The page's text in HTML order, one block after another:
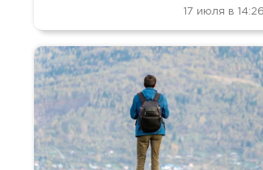
17 июля в 14:26